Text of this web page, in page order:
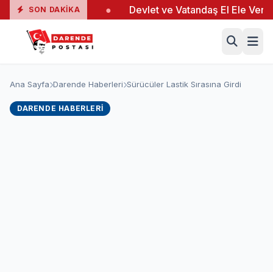
SON DAKIKA
19 Yaralı ● Devlet ve Vatandaş El Ele Verdi ●
Ana Sayfa Darende Haberleri Sürücüler Lastik Sırasına Girdi
DARENDE HABERLERI